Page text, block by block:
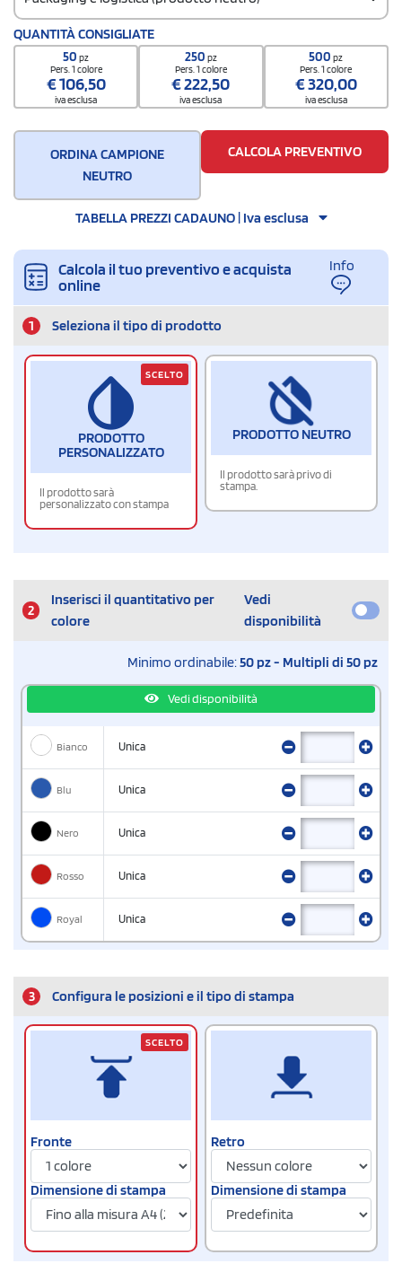
Quantità per confezione
50
Quantità per scatola
QUANTITÀ CONSIGLIATE
50pz
Pers. 1 colore
€106,50
iva esclusa
250 pz
Pers. 1 colore
€222,50
iva esclusa
500pz
Pers. 1 colore
€320,00
iva esclusa
ORDINA CAMPIONE
NEUTRO
CALCOLA PREVENTIVO
TABELLA PREZZI CADAUNO | Iva esclusa
Calcola il tuo preventivo e acquista
online
Info
1 Seleziona il tipo di prodotto
PRODOTTO
PERSONALIZZATO
Il prodotto sarà
personalizzato con stampa
SCELTO
PRODOTTO NEUTRO
Il prodotto sarà privo di
stampa.
2
Inserisci il quantitativo per
colore
Vedi
disponibilità
Minimo ordinabile:50 pz - Multipli di 50 pz
Vedi disponibilità
Bianco Unica
Blu Unica
Nero Unica
Rosso Unica
Royal Unica
3 Configura le posizioni e il tipo di stampa
Fronte
Dimensione di stampa
SCELTO
Retro
Dimensione di stampa